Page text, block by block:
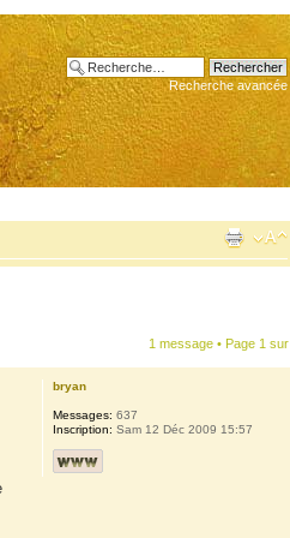
Recherche avancée
1 message • Page 1 sur
bryan
Messages: 637
Inscription: Sam 12 Déc 2009 15:57